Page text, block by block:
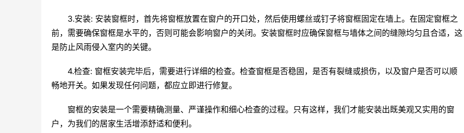
3.安装: 安装窗框时，首先将窗框放置在窗户的开口处，然后使用螺丝或钉子将窗框固定在墙上。在固定窗框之
前，需要确保窗框是水平的，否则可能会影响窗户的关闭。安装窗框时应确保窗框与墙体之间的缝隙均匀且合适，这
是防止风雨侵入室内的关键。
4.检查: 窗框安装完毕后，需要进行详细的检查。检查窗框是否稳固，是否有裂缝或损伤，以及窗户是否可以顺
畅地开关。如果发现任何问题，都应立即进行修复。
窗框的安装是一个需要精确测量、严谨操作和细心检查的过程。只有这样，我们才能安装出既美观又实用的窗
户，为我们的居家生活增添舒适和便利。